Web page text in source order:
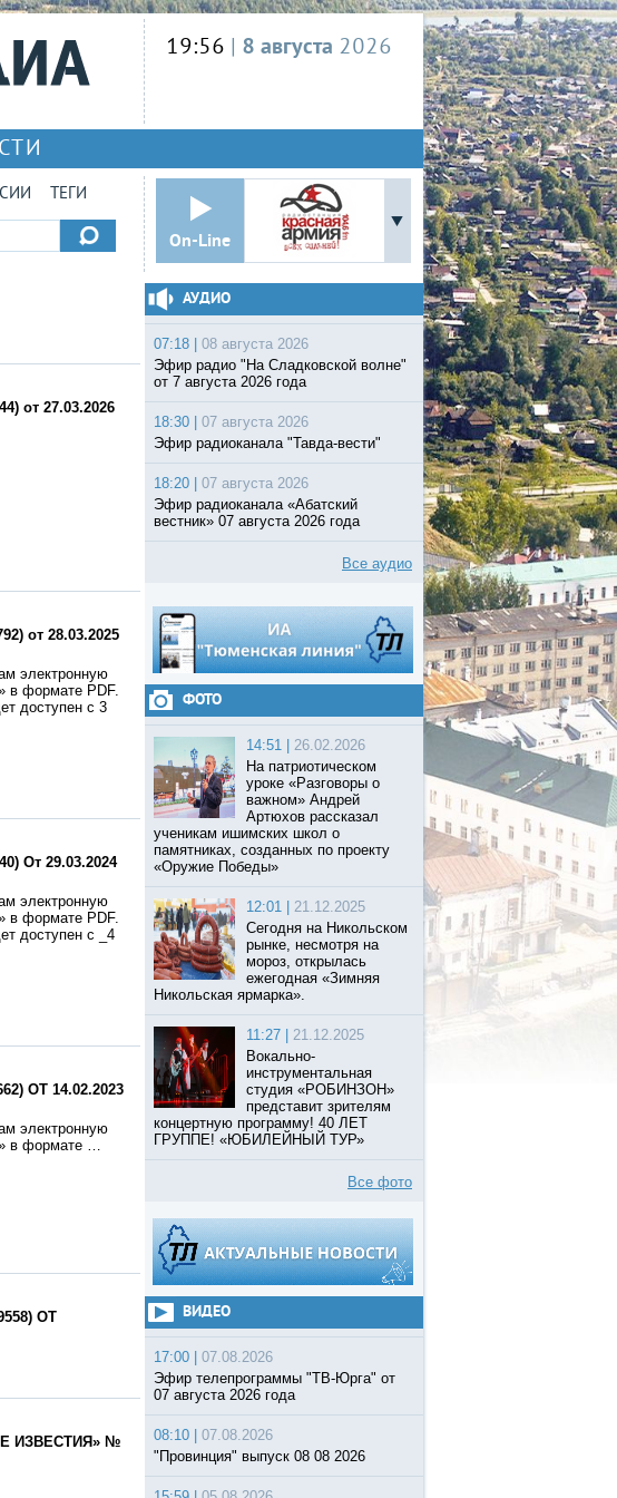
19:56 | 8 августа 2026
ТЕГИ
On-Line
от 27.03.2026
от 28.03.2025
электронную
в формате PDF.
доступен с 3
От 29.03.2024
электронную
в формате PDF.
доступен с _4
ОТ 14.02.2023
электронную
в формате …
ОТ
ИЗВЕСТИЯ» №
АУДИО
07:18 |
08 августа 2026
Эфир радио "На Сладковской волне"
от 7 августа 2026 года
18:30 |
07 августа 2026
Эфир радиоканала "Тавда-вести"
18:20 |
07 августа 2026
Эфир радиоканала «Абатский
вестник» 07 августа 2026 года
Все аудио
ФОТО
14:51 |
26.02.2026
На патриотическом
уроке «Разговоры о
важном» Андрей
Артюхов рассказал
ученикам ишимских школ о
памятниках, созданных по проекту
«Оружие Победы»
12:01 |
21.12.2025
Сегодня на Никольском
рынке, несмотря на
мороз, открылась
ежегодная «Зимняя
Никольская ярмарка».
11:27 |
21.12.2025
Вокально-
инструментальная
студия «РОБИНЗОН»
представит зрителям
концертную программу! 40 ЛЕТ
ГРУППЕ! «ЮБИЛЕЙНЫЙ ТУР»
Все фото
ВИДЕО
17:00 |
07.08.2026
Эфир телепрограммы "ТВ-Юрга" от
07 августа 2026 года
08:10 |
07.08.2026
"Провинция" выпуск 08 08 2026